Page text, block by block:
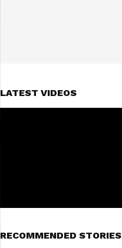
LATEST VIDEOS
RECOMMENDED STORIES